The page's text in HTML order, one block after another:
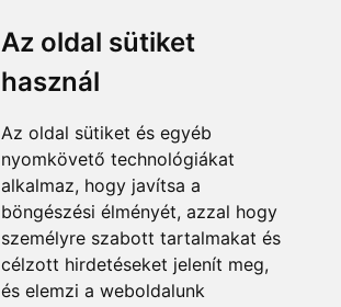
Az oldal sütiket
használ
Az oldal sütiket és egyéb
nyomkövető technológiákat
alkalmaz, hogy javítsa a
böngészési élményét, azzal hogy
személyre szabott tartalmakat és
célzott hirdetéseket jelenít meg,
és elemzi a weboldalunk
Elfogadott fizetési módok
Rólunk
Általános információ
Kapcsolat